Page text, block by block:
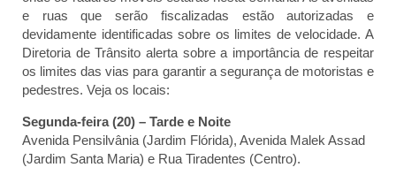
e ruas que serão fiscalizadas estão autorizadas e
devidamente identificadas sobre os limites de velocidade. A
Diretoria de Trânsito alerta sobre a importância de respeitar
os limites das vias para garantir a segurança de motoristas e
pedestres. Veja os locais:
Segunda-feira (20) – Tarde e Noite
Avenida Pensilvânia (Jardim Flórida), Avenida Malek Assad
(Jardim Santa Maria) e Rua Tiradentes (Centro).